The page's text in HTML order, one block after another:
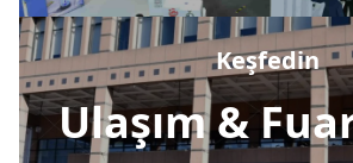
Keşfedin
Ulaşım &